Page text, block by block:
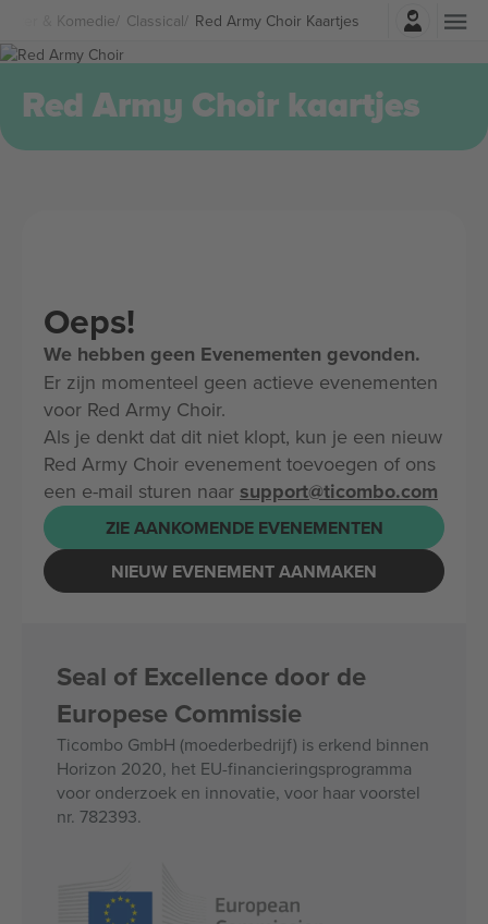
& Komedie Classical Red Army Choir Kaartjes
Log in
Red Army Choir kaartjes
Oeps!
We hebben geen Evenementen gevonden.
Er zijn momenteel geen actieve evenementen
voor Red Army Choir.
Als je denkt dat dit niet klopt, kun je een nieuw
Red Army Choir evenement toevoegen of ons
een e-mail sturen naar support@ticombo.com
ZIE AANKOMENDE EVENEMENTEN
NIEUW EVENEMENT AANMAKEN
Seal of Excellence door de
Europese Commissie
Ticombo GmbH (moederbedrijf) is erkend binnen
Horizon 2020, het EU-financieringsprogramma
voor onderzoek en innovatie, voor haar voorstel
nr. 782393.